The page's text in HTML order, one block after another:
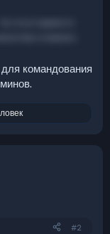
командования
#2